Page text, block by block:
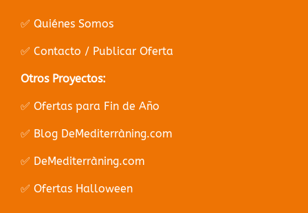
✅ Quiénes Somos
✅ Contacto / Publicar Oferta
Otros Proyectos:
✅ Ofertas para Fin de Año
✅ Blog DeMediterràning.com
✅ DeMediterràning.com
✅ Ofertas Halloween